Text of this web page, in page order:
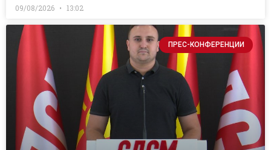
09/08/2026 13:02
ПРЕС-КОНФЕРЕНЦИИ